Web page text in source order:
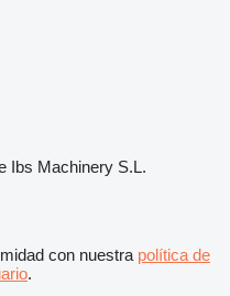
Ibs Machinery S.L.
con nuestra política de
.